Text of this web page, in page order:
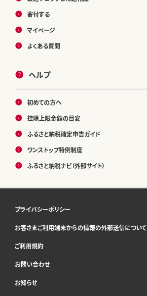
寄付する
マイページ
よくある質問
ヘルプ
初めての方へ
控除上限金額の目安
ふるさと納税確定申告ガイド
ワンストップ特例制度
ふるさと納税ナビ（外部サイト）
プライバシーポリシー
お客さまご利用端末からの情報の外部送信について
ご利用規約
お問い合わせ
お知らせ